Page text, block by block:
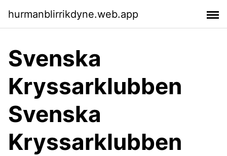
hurmanblirrikdyne.web.app
Svenska
Kryssarklubben
Svenska
Kryssarklubben